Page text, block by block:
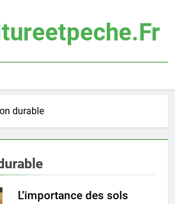
durable
L’importance des sols